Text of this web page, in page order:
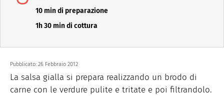
10 min di preparazione
1h 30 min di cottura
Pubblicato: 26 Febbraio 2012
La salsa gialla si prepara realizzando un brodo di
carne con le verdure pulite e tritate e poi filtrandolo.